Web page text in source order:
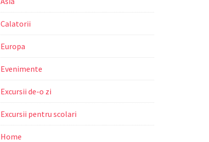
Calatorii
Europa
Evenimente
Excursii de-o zi
Excursii pentru scolari
Home